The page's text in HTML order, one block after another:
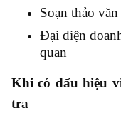
Soạn thảo
Đại diện
quan
Khi có dấu hiệu
tra